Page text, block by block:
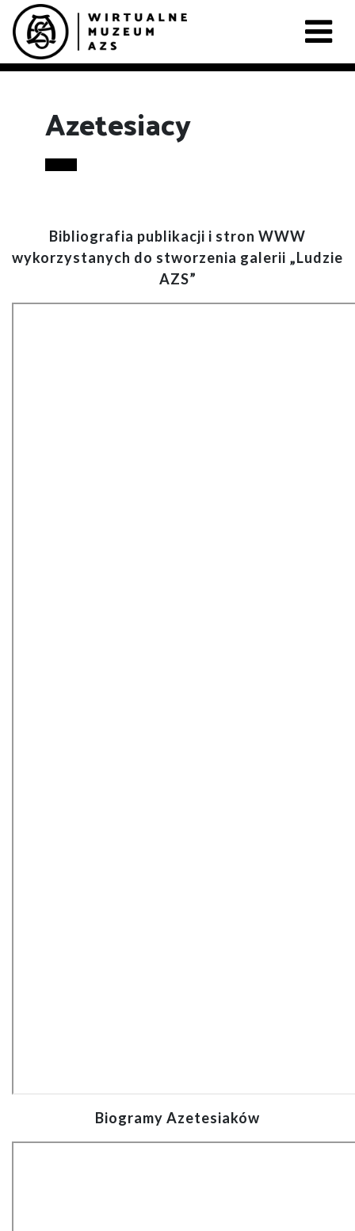
Azetesiacy
Bibliografia publikacji i stron WWW
wykorzystanych do stworzenia galerii „Ludzie
AZS”
Biogramy Azetesiaków